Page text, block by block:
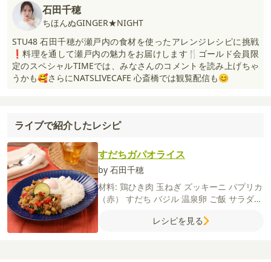
石田千穂
ちほんぬGINGER★NIGHT
STU48 石田千穂が瀬戸内の食材を使ったアレンジレシピに挑戦
❗️料理を通して瀬戸内の魅力をお届けします🍴ゴールド会員限
定のスペシャルTIMEでは、みなさんのコメントを読み上げちゃ
うかも🥰さらにNATSLIVECAFE 心斎橋では観覧配信も😊
ライブで紹介したレシピ
すだちガパオライス
by 石田千穂
材料: 鶏ひき肉 玉ねぎ ズッキーニ パプリカ
（赤） すだち バジル 温泉卵 ご飯 サラダ油
にんにく（すりおろし）
レシピを見る